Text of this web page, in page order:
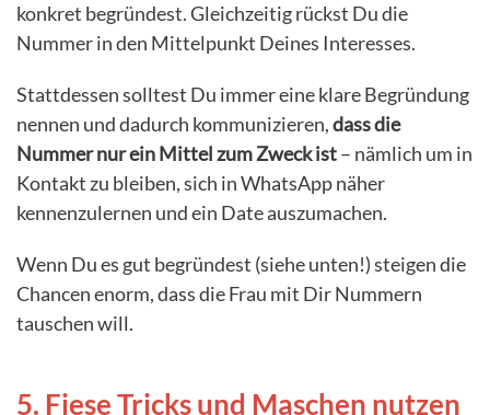
konkret begründest. Gleichzeitig rückst Du die
Nummer in den Mittelpunkt Deines Interesses.
Stattdessen solltest Du immer eine klare Begründung
nennen und dadurch kommunizieren,dass die
Nummer nur ein Mittel zum Zweck ist– nämlich um in
Kontakt zu bleiben, sich in WhatsApp näher
kennenzulernen und ein Date auszumachen.
Wenn Du es gut begründest (siehe unten!) steigen die
Chancen enorm, dass die Frau mit Dir Nummern
tauschen will.
5. Fiese Tricks und Maschen nutzen